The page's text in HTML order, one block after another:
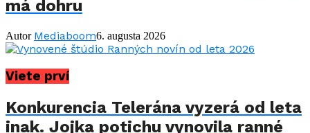
má dohru
Autor Mediaboom6. augusta 2026
Viete prví
Konkurencia Telerána vyzerá od leta
inak. Jojka potichu vynovila ranné